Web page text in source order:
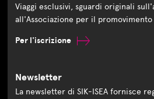
Viaggi esclusivi, sguardi originali
all'Associazione per il promovimento
Per l'iscrizione
Newsletter
La newsletter di SIK-ISEA fornisce